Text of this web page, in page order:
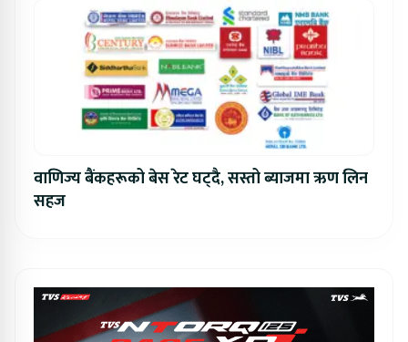
वाणिज्य बैंकहरूको बेस रेट घट्दै, सस्तो ब्याजमा ऋण लिन
सहज